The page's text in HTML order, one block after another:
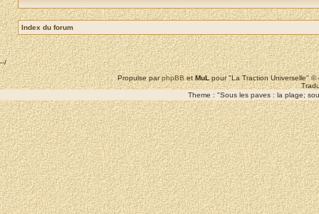
Index du forum
--/
Propulse parphpBBetMuLpour "La Traction Universelle"
Theme : "Sous les paves : la plage;